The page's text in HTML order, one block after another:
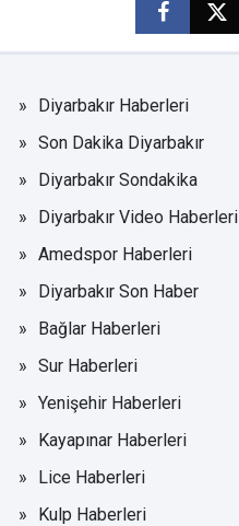
Diyarbakır Haberleri
Son Dakika Diyarbakır
Diyarbakır Sondakika
Diyarbakır Video Haberleri
Amedspor Haberleri
Diyarbakır Son Haber
Bağlar Haberleri
Sur Haberleri
Yenişehir Haberleri
Kayapınar Haberleri
Lice Haberleri
Kulp Haberleri